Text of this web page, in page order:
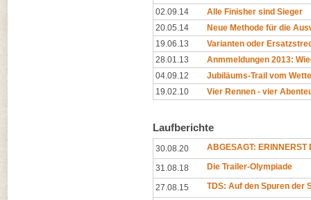
02.09.14
Alle Finisher sind Sieger
20.05.14
Neue Methode für die
19.06.13
Varianten oder
28.01.13
Anmmeldungen 2013:
04.09.12
Jubiläums-Trail vom
19.02.10
Vier Rennen - vier
Laufberichte
30.08.20 ABGESAGT: ERINNERST
31.08.18 Die Trailer-Olympiade
27.08.15 TDS: Auf den Spuren der